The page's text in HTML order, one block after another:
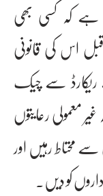
ہے کہ کسی بھی
اس کی قانونی
سے چیک
معمولی رعایتوں
محتاط رہیں اور
کو دیں۔